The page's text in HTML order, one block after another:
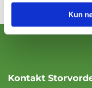
Kun
Kontakt